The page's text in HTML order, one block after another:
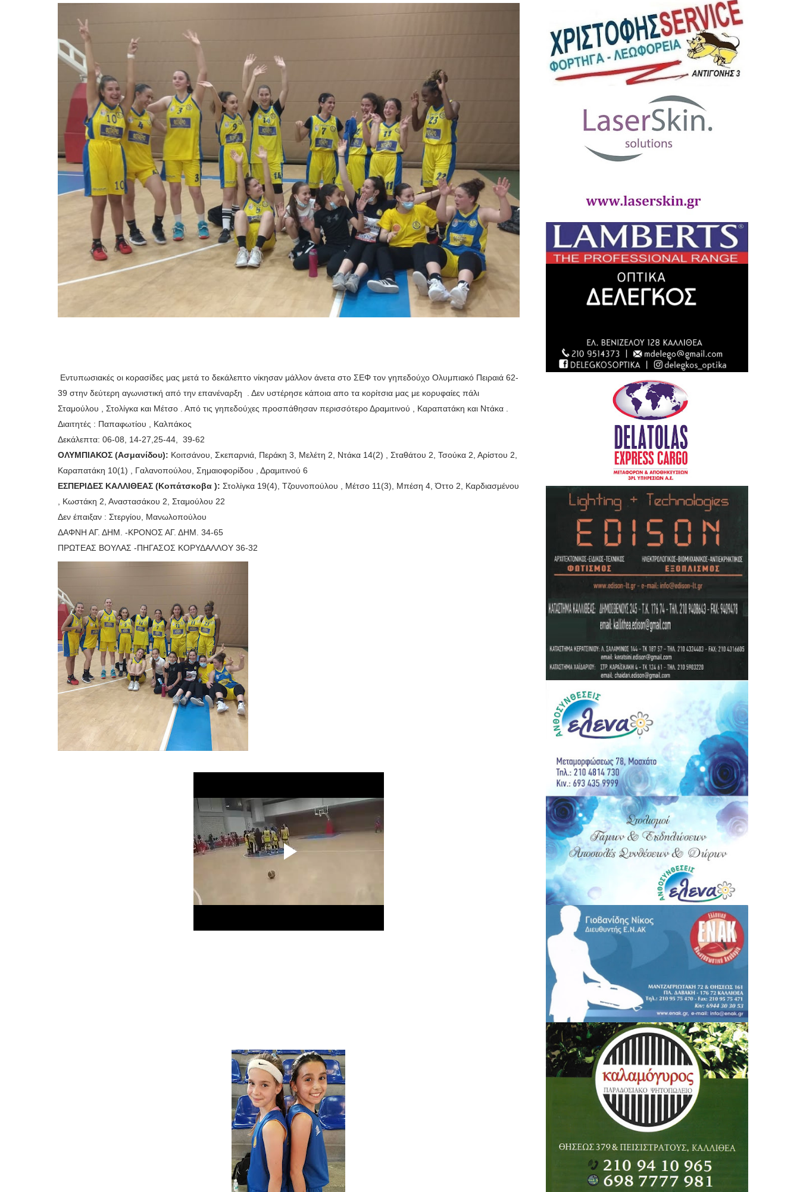
Εντυπωσιακές οι κορασίδες μας μετά το δεκάλεπτο νίκησαν μάλλον άνετα στο ΣΕΦ τον γηπεδούχο Ολυμπιακό Πειραιά 62-
39 στην δεύτερη αγωνιστική από την επανέναρξη . Δεν υστέρησε κάποια απο τα κορίτσια μας με κορυφαίες πάλι
Σταμούλου , Στολίγκα και Μέτσο . Από τις γηπεδούχες προσπάθησαν περισσότερο Δραμιτινού , Καραπατάκη και Ντάκα .
Διαιτητές : Παπαφωτίου , Καλπάκος
Δεκάλεπτα: 06-08, 14-27,25-44, 39-62
ΟΛΥΜΠΙΑΚΟΣ (Ασμανίδου): Κοιτσάνου, Σκεπαρνιά, Περάκη 3, Μελέτη 2, Ντάκα 14(2) , Σταθάτου 2, Τσούκα 2, Αρίστου 2,
Καραπατάκη 10(1) , Γαλανοπούλου, Σημαιοφορίδου , Δραμιτινού 6
ΕΣΠΕΡΙΔΕΣ ΚΑΛΛΙΘΕΑΣ (Κοπάτσκοβα ): Στολίγκα 19(4), Τζουνοπούλου , Μέτσο 11(3), Μπέση 4, Όττο 2, Καρδιασμένου
, Κωστάκη 2, Αναστασάκου 2, Σταμούλου 22
Δεν έπαιξαν : Στεργίου, Μανωλοπούλου
ΔΑΦΝΗ ΑΓ. ΔΗΜ. -ΚΡΟΝΟΣ ΑΓ. ΔΗΜ. 34-65
ΠΡΩΤΕΑΣ ΒΟΥΛΑΣ -ΠΗΓΑΣΟΣ ΚΟΡΥΔΑΛΛΟΥ 36-32